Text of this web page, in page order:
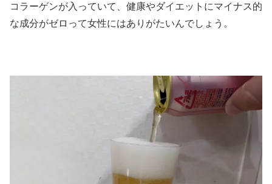
コラーゲンが入っていて、健康やダイエットにマイナス的
な成分がゼロって女性にはありがたいんでしょう。